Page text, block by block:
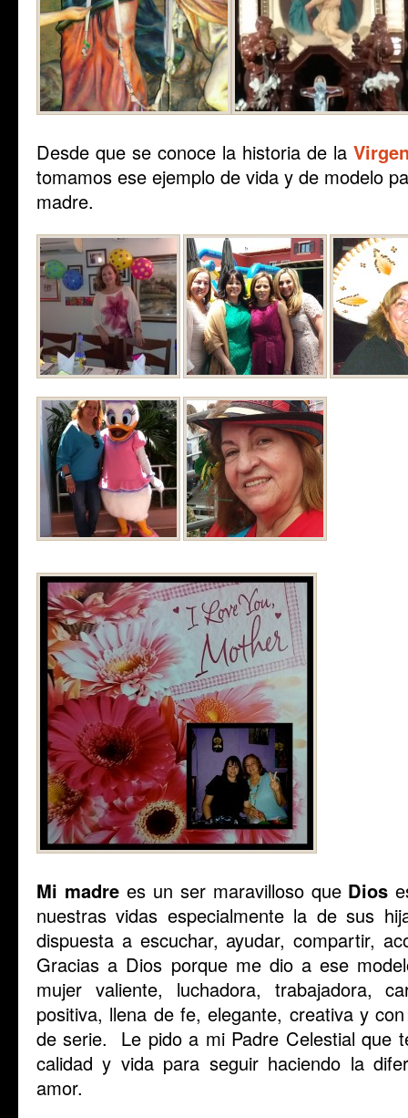
Desde que se conoce la historia de la
tomamos ese ejemplo de vida y de modelo
madre.
Mi madrees un ser maravilloso que Dios
nuestras vidas especialmente la de sus
dispuesta a escuchar, ayudar, compartir,
Gracias a Dios porque me dio a ese
mujer valiente, luchadora, trabajadora,
positiva, llena de fe, elegante, creativa y
de serie. Le pido a mi Padre Celestial que
calidad y vida para seguir haciendo la
amor.